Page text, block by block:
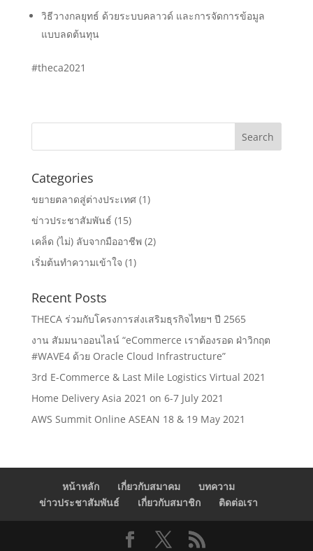
วิธีวางกลยุทธ์ ด้วยระบบคลาวด์ และการจัดการข้อมูล
แบบลดต้นทุน
#theca2021
Categories
ขยายตลาดสู่ต่างประเทศ(1)
ข่าวประชาสัมพันธ์ (15)
เคล็ด (ไม่) ลับจากมืออาชีพ(2)
เริ่มต้นทำความเข้าใจ (1)
Recent Posts
THECA ร่วมกับโครงการส่งเสริมธุรกิจไทยฯ ปี 2565
งาน สัมมนาออนไลน์ “eCommerce เราต้องรอด ฝ่าวิกฤต
#WAVE4 ด้วย Oracle Cloud Infrastructure”
3rd E-Commerce & Last Mile Logistics Virtual 2021
Home Delivery Asia 2021 on 6-7 July 2021
AWS Summit Online ASEAN 18 & 19 May 2021
หน้าหลัก เกี่ยวกับสมาคม
บทความ
ข่าวประชาสัมพันธ์
เกี่ยวกับสมาชิก ติดต่อเรา